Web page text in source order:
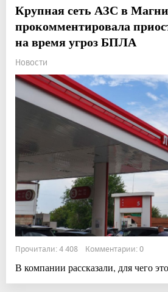
Крупная сеть АЗС в
прокомментировала
на время угроз БПЛА
Новости
Прочитали: 4 408 Комментарии: 0
В компании рассказали, для чего